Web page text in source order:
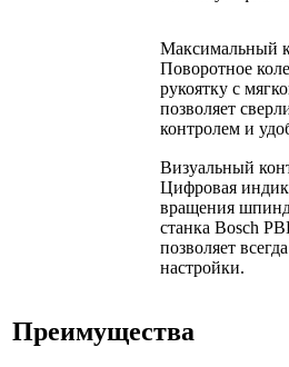
Максимальный
Поворотное
рукоятку с
позволяет
контролем и
Визуальный
Цифровая
вращения
станка Bosch
позволяет
настройки.
Преимущества